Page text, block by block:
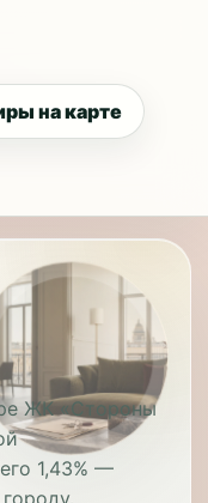
на карте
ЖК «Стороны
1,43% —